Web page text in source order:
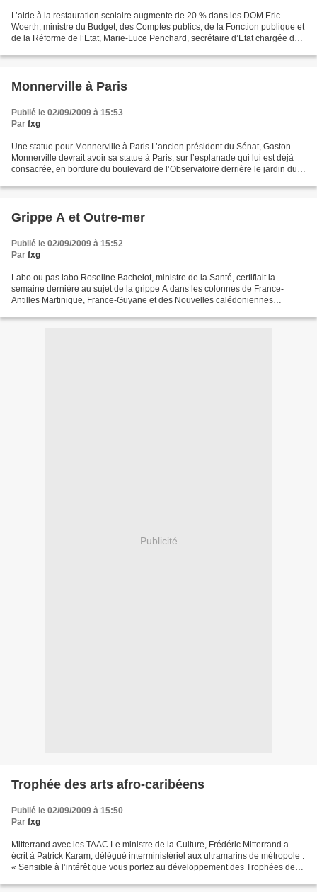
L’aide à la restauration scolaire augmente de 20 % dans les DOM Eric
Woerth, ministre du Budget, des Comptes publics, de la Fonction publique et
de la Réforme de l’Etat, Marie-Luce Penchard, secrétaire d’Etat chargée de
Monnerville à Paris
Publié le 02/09/2009 à 15:53
Par fxg
Une statue pour Monnerville à Paris L’ancien président du Sénat, Gaston
Monnerville devrait avoir sa statue à Paris, sur l’esplanade qui lui est déjà
consacrée, en bordure du boulevard de l’Observatoire derrière le jardin du
Grippe A et Outre-mer
Publié le 02/09/2009 à 15:52
Par fxg
Labo ou pas labo Roseline Bachelot, ministre de la Santé, certifiait la
semaine dernière au sujet de la grippe A dans les colonnes de France-
Antilles Martinique, France-Guyane et des Nouvelles calédoniennes
Publicité
Trophée des arts afro-caribéens
Publié le 02/09/2009 à 15:50
Par fxg
Mitterrand avec les TAAC Le ministre de la Culture, Frédéric Mitterrand a
écrit à Patrick Karam, délégué interministériel aux ultramarins de métropole :
« Sensible à l’intérêt que vous portez au développement des Trophées des